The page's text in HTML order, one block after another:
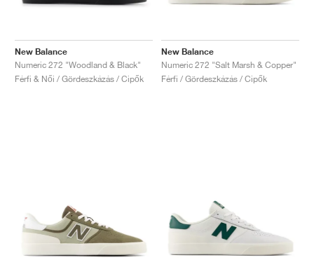
New Balance
Numeric 272 "Woodland & Black"
Férfi & Női / Gördeszkázás / Cipők
New Balance
Numeric 272 "Salt Marsh & Copper"
Férfi / Gördeszkázás / Cipők